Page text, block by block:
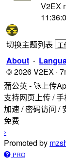
V2EX
切换主题列表
About ·
© 2026 V2EX ·
蒲公英 - 🚀上传
支持网页上传 /
加速 / 密码访问 /
免费
›
Promoted by
PRO